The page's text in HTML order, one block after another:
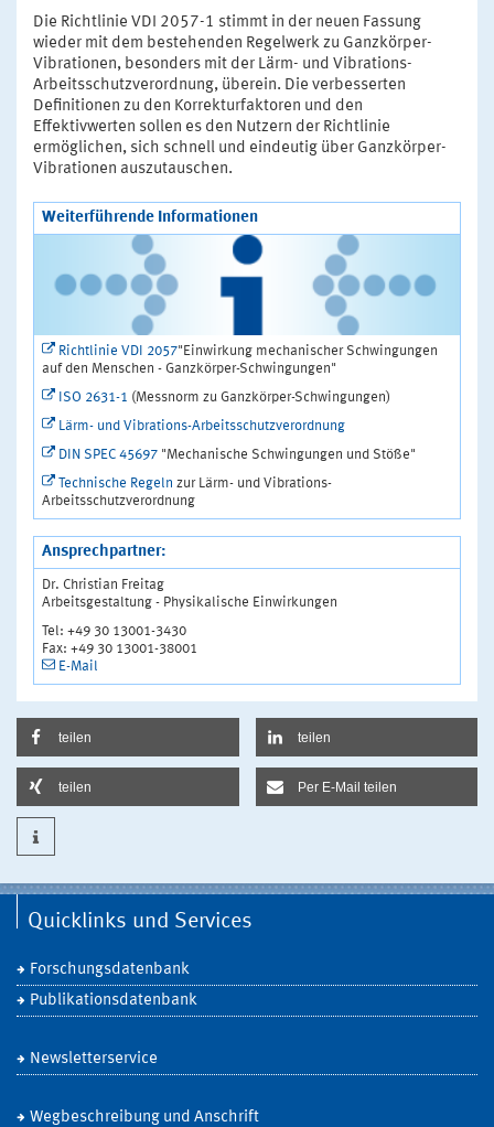
Die Richtlinie VDI 2057-1 stimmt in der neuen Fassung
wieder mit dem bestehenden Regelwerk zu Ganzkörper-
Vibrationen, besonders mit der Lärm- und Vibrations-
Arbeitsschutzverordnung, überein. Die verbesserten
Definitionen zu den Korrekturfaktoren und den
Effektivwerten sollen es den Nutzern der Richtlinie
ermöglichen, sich schnell und eindeutig über Ganzkörper-
Vibrationen auszutauschen.
Weiterführende Informationen
Richtlinie VDI 2057"Einwirkung mechanischer Schwingungen
auf den Menschen - Ganzkörper-Schwingungen"
ISO 2631-1 (Messnorm zu Ganzkörper-Schwingungen)
Lärm- und Vibrations-Arbeitsschutzverordnung
DIN SPEC 45697 "Mechanische Schwingungen und Stöße"
Technische Regeln zur Lärm- und Vibrations-
Arbeitsschutzverordnung
Ansprechpartner:
Dr. Christian Freitag
Arbeitsgestaltung - Physikalische Einwirkungen
Tel: +49 30 13001-3430
Fax: +49 30 13001-38001
E-Mail
teilen teilen
teilen Per E-Mail teilen
Quicklinks und Services
Forschungsdatenbank
Publikationsdatenbank
Newsletterservice
Wegbeschreibung und Anschrift